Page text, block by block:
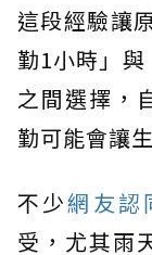
這段經驗讓
勤1小時」與
之間選擇，
勤可能會讓
不少網友認
受，尤其雨